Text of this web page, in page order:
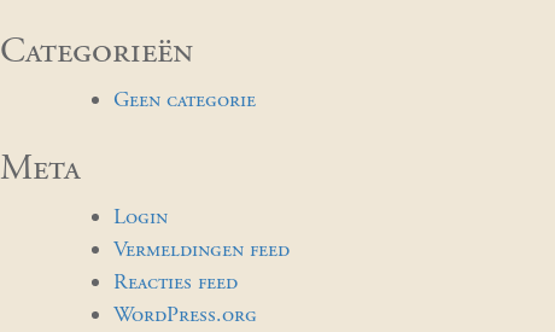
Categorieën
Geen categorie
Meta
Login
Vermeldingen feed
Reacties feed
WordPress.org